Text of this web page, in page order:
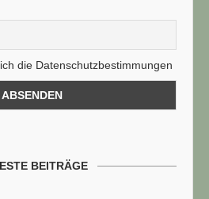
die Datenschutzbestimmungen
BEITRÄGE